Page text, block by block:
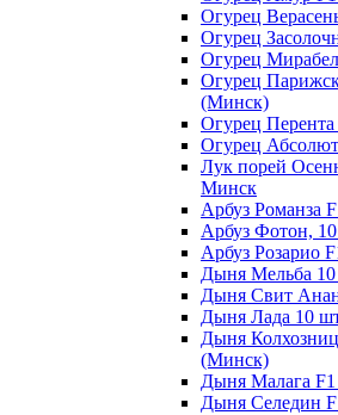
Огурец
Огурец
Огурец
Огурец
(Минск)
Огурец
Огурец
Лук порей
Минск
Арбуз Романза
Арбуз Фотон,
Арбуз Розарио
Дыня Мельба
Дыня Свит
Дыня Лада 10
Дыня
(Минск)
Дыня Малага
Дыня Селедин